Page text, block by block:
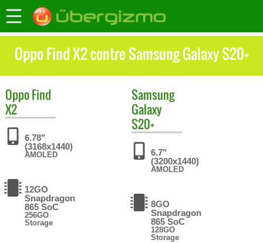
Oppo Find X2 contre Samsung Galaxy S20+
OppoFind
X2
6.78"
(3168x1440)
AMOLED
12GO
Snapdragon
865 SoC
256GO
Storage
Samsung
Galaxy
S20+
6.7"
(3200x1440)
AMOLED
8GO
Snapdragon
865 SoC
128GO
Storage